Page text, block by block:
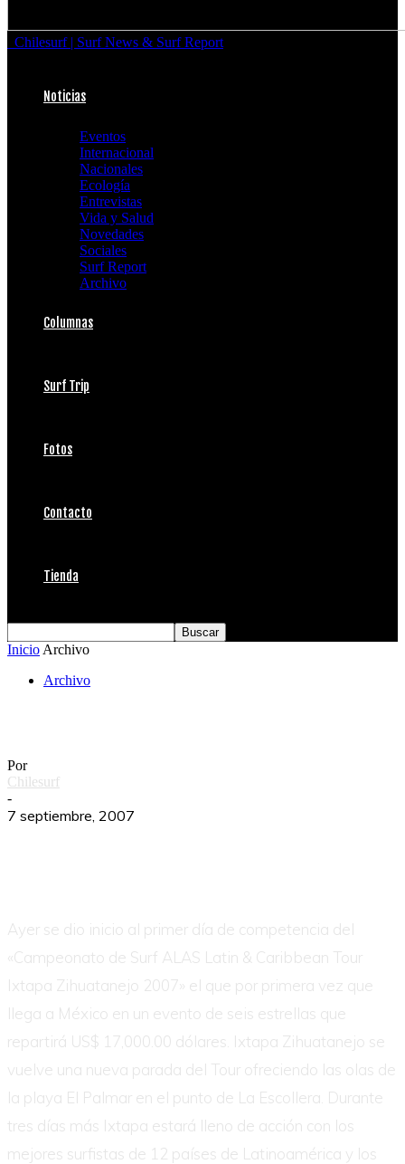
Chilesurf | Surf News & Surf Report
Noticias
Eventos
Internacional
Nacionales
Ecología
Entrevistas
Vida y Salud
Novedades
Sociales
Surf Report
Archivo
Columnas
Surf Trip
Fotos
Contacto
Tienda
Inicio Archivo
Archivo
Por
Chilesurf
-
7 septiembre, 2007
Ayer se dio inicio al primer día de competencia del
«Campeonato de Surf ALAS Latin & Caribbean Tour
Ixtapa Zihuatanejo 2007» el que por primera vez que
llega a México en un evento de seis estrellas que
repartirá US$ 17,000.00 dólares. Ixtapa Zihuatanejo se
vuelve una nueva parada del Tour ofreciendo las olas de
la playa El Palmar en el punto de La Escollera. Durante
tres días más Ixtapa estará lleno de acción con los
mejores surfistas de 12 países de Latinoamérica y los